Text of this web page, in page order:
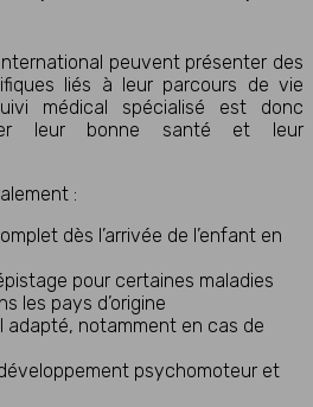
peuvent présenter des
liés à leur parcours de vie
médical spécialisé est donc
leur bonne santé et leur
:
dès l’arrivée de l’enfant en
pour certaines maladies
les pays d’origine
adapté, notamment en cas de
psychomoteur et